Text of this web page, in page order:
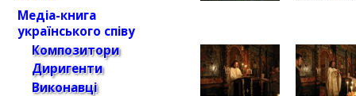
Медіа-книга
українського співу
Композитори
Диригенти
Виконавці